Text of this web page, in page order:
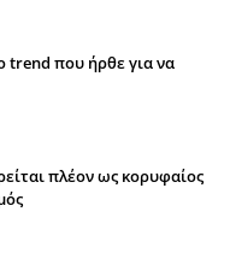
trend που ήρθε για να
πλέον ως κορυφαίος